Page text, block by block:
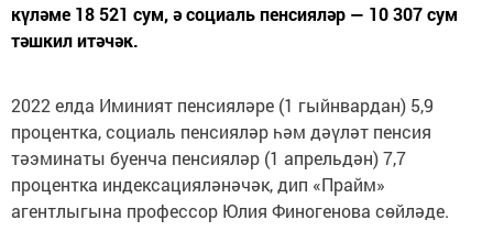
күләме 18 521 сум, ә социаль пенсияләр — 10 307 сум
тәшкил итәчәк.
2022 елда Иминият пенсияләре (1 гыйнвардан) 5,9
процентка, социаль пенсияләр һәм дәүләт пенсия
тәэминаты буенча пенсияләр (1 апрельдән) 7,7
процентка индексацияләнәчәк, дип «Прайм»
агентлыгына профессор Юлия Финогенова сөйләде.